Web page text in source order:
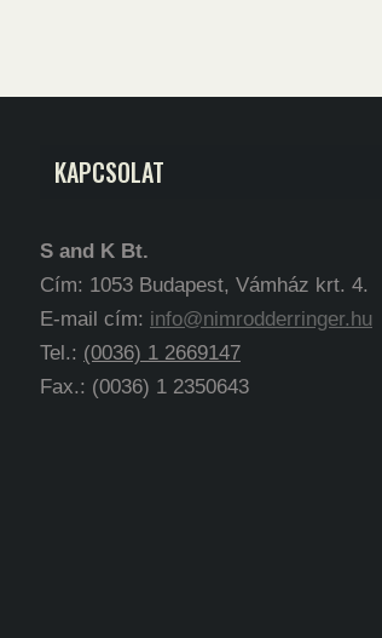
KAPCSOLAT
S and K Bt.
Cím: 1053 Budapest, Vámház krt. 4.
E-mail cím: info@nimrodderringer.hu
Tel.: (0036) 1 2669147
Fax.: (0036) 1 2350643